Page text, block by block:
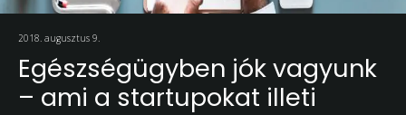
2018. augusztus 9.
Egészségügyben jók vagyunk
– ami a startupokat illeti